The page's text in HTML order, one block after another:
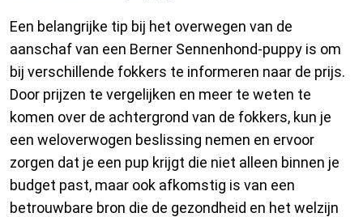
Een belangrijke tip bij het overwegen van de
aanschaf van een Berner Sennenhond-puppy is om
bij verschillende fokkers te informeren naar de prijs.
Door prijzen te vergelijken en meer te weten te
komen over de achtergrond van de fokkers, kun je
een weloverwogen beslissing nemen en ervoor
zorgen dat je een pup krijgt die niet alleen binnen je
budget past, maar ook afkomstig is van een
betrouwbare bron die de gezondheid en het welzijn